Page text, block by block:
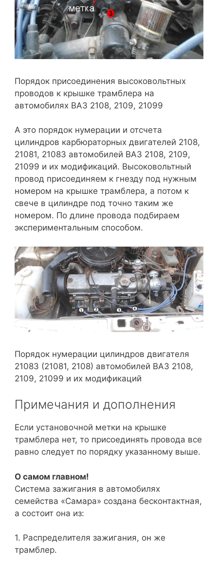
Порядок присоединения высоковольтных
проводов к крышке трамблера на
автомобилях ВАЗ 2108, 2109, 21099
А это порядок нумерации и отсчета
цилиндров карбюраторных двигателей 2108,
21081, 21083 автомобилей ВАЗ 2108, 2109,
21099 и их модификаций. Высоковольтный
провод присоединяем к гнезду под нужным
номером на крышке трамблера, а потом к
свече в цилиндре под точно таким же
номером. По длине провода подбираем
экспериментальным способом.
Порядок нумерации цилиндров двигателя
21083 (21081, 2108) автомобилей ВАЗ 2108,
2109, 21099 и их модификаций
Примечания и дополнения
Если установочной метки на крышке
трамблера нет, то присоединять провода все
равно следует по порядку указанному выше.
О самом главном!
Система зажигания в автомобилях
семейства «Самара» создана бесконтактная,
а состоит она из:
1. Распределителя зажигания, он же
трамблер.